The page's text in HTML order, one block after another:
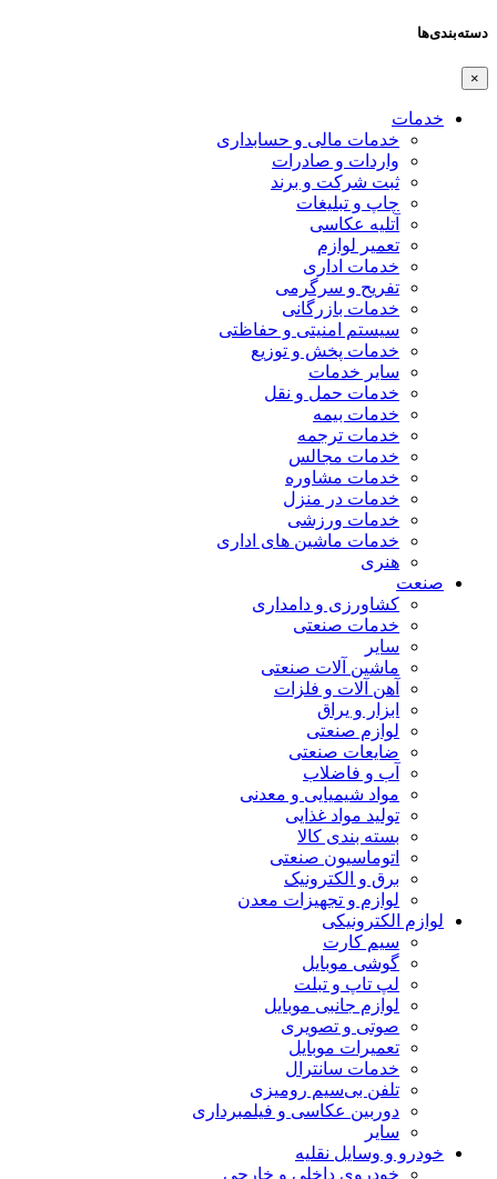
دسته‌بندی‌ها
×
خدمات
خدمات مالی و حسابداری
واردات و صادرات
ثبت شرکت و برند
چاپ و تبلیغات
آتلیه عکاسی
تعمیر لوازم
خدمات اداری
تفریح و سرگرمی
خدمات بازرگانی
سیستم امنیتی و حفاظتی
خدمات پخش و توزیع
سایر خدمات
خدمات حمل و نقل
خدمات بیمه
خدمات ترجمه
خدمات مجالس
خدمات مشاوره
خدمات در منزل
خدمات ورزشی
خدمات ماشین های اداری
هنری
صنعت
کشاورزی و دامداری
خدمات صنعتی
سایر
ماشین آلات صنعتی
آهن آلات و فلزات
ابزار و یراق
لوازم صنعتی
ضایعات صنعتی
آب و فاضلاب
مواد شیمیایی و معدنی
تولید مواد غذایی
بسته بندی کالا
اتوماسیون صنعتی
برق و الکترونیک
لوازم و تجهیزات معدن
لوازم الکترونیکی
سیم کارت
گوشی موبایل
لپ تاپ و تبلت
لوازم جانبی موبایل
صوتی و تصویری
تعمیرات موبایل
خدمات سانترال
تلفن بی‌سیم رومیزی
دوربین عکاسی و فیلمبرداری
سایر
خودرو و وسایل نقلیه
خودروی داخلی و خارجی